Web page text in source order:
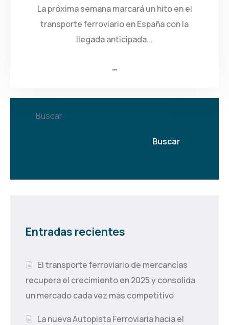
La próxima semana marcará un hito en el
transporte ferroviario en España con la
llegada anticipada...
Buscar
Buscar
Entradas recientes
El transporte ferroviario de mercancías
recupera el crecimiento en 2025 y consolida
un mercado cada vez más competitivo
La nueva Autopista Ferroviaria hacia el